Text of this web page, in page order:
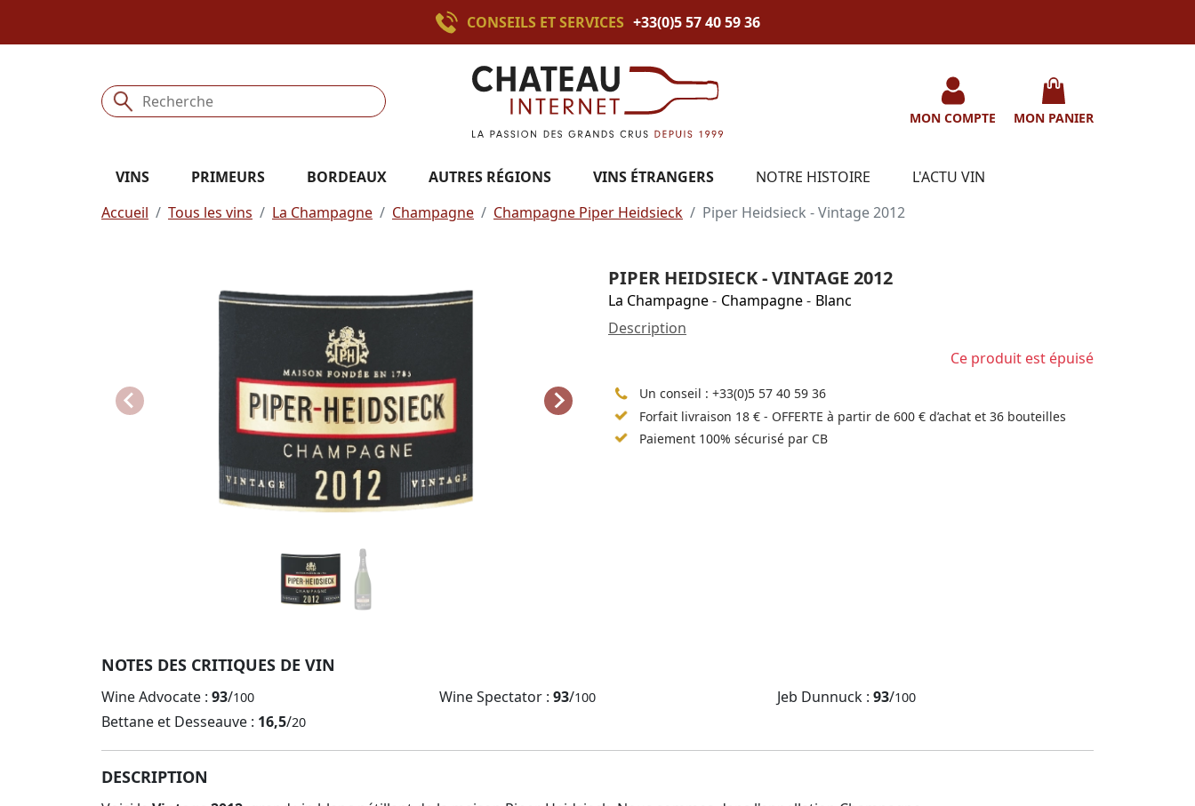
CONSEILS ET SERVICES +33(0)5 57 40 59 36
MON COMPTE MON PANIER
VINS PRIMEURS BORDEAUX AUTRES RÉGIONS VINS ÉTRANGERS NOTRE HISTOIRE
L'ACTU VIN
Accueil
Tous les vins La Champagne Champagne Champagne Piper Heidsieck Piper Heidsieck - Vintage 2012
PIPER HEIDSIECK - VINTAGE 2012
La Champagne- Champagne- Blanc
Description
Ce produit est épuisé
Un conseil : +33(0)5 57 40 59 36
Forfait livraison 18 € - OFFERTE à partir de 600 € d’achat et 36 bouteilles
Paiement 100% sécurisé par CB
NOTES DES CRITIQUES DE VIN
Wine Advocate : 93/100 Wine Spectator : 93/100 Jeb Dunnuck : 93/100
Bettane et Desseauve : 16,5/20
DESCRIPTION